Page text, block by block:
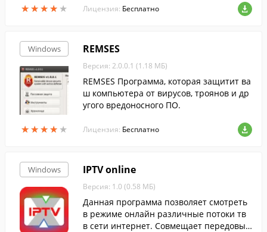
★★★★ ★
★★★★ ★
вей, вирусов и программ-шпионов.
Лицензия: Бесплатно
Windows
★★★★ ★
★★★★ ★
REMSES
Версия: 2.0.0.1 (1.18 МБ)
REMSES Программа, которая защитит ва
ш компьютера от вирусов, троянов и др
угого вредоносного ПО.
Лицензия: Бесплатно
Windows IPTV online
Версия: 1.0 (0.58 МБ)
Данная программа позволяет смотреть
в режиме онлайн различные потоки тв
в сети интернет. Совмещает передовые